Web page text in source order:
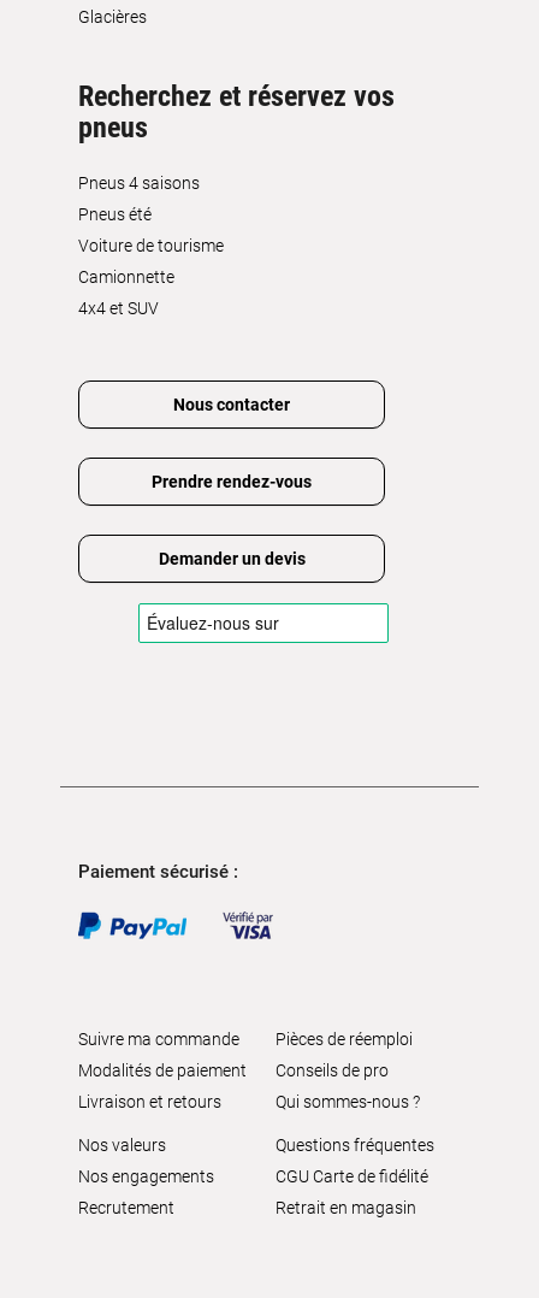
Glacières
Recherchez et réservez vos
pneus
Pneus 4 saisons
Pneus été
Voiture de tourisme
Camionnette
4x4 et SUV
Nous contacter
Prendre rendez-vous
Demander un devis
Paiement sécurisé :
Suivre ma commande
Modalités de paiement
Livraison et retours
Pièces de réemploi
Conseils de pro
Qui sommes-nous ?
Nos valeurs
Nos engagements
Recrutement
Questions fréquentes
CGU Carte de fidélité
Retrait en magasin